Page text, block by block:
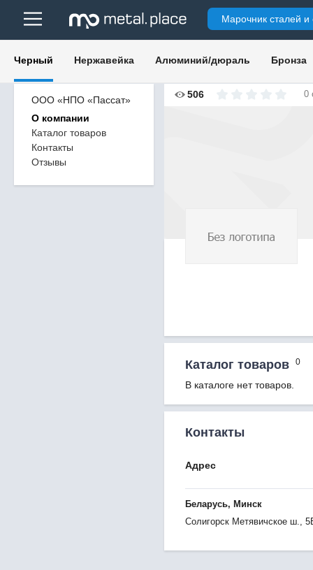
Марочник сталей и
Черный Нержавейка Алюминий/дюраль Бронза
ООО «НПО «Пассат»
О компании
Каталог товаров
Контакты
Отзывы
506 0
Каталог товаров 0
В каталоге нет товаров.
Контакты
Адрес
Беларусь, Минск
Солигорск Метявичское ш.,